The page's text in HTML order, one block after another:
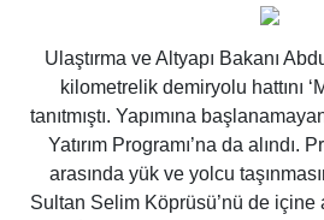
Ulaştırma ve Altyapı Bakanı
kilometrelik demiryolu hattını
tanıtmıştı. Yapımına
Yatırım Programı’na da alındı.
arasında yük ve yolcu
Sultan Selim Köprüsü’nü de